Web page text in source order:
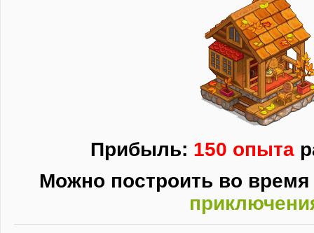
Прибыль: 150 опыта
Можно построить во время